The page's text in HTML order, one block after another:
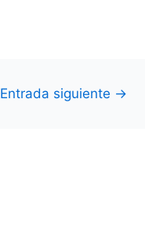
Entrada siguiente →